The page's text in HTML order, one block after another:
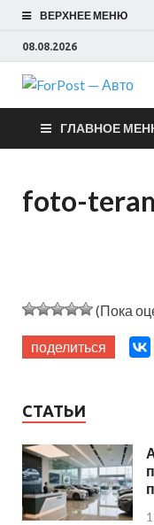
ВЕРХНЕЕ МЕНЮ
08.08.2026
ГЛАВНОЕ
foto-
(Пока
поделиться
СТАТЬИ